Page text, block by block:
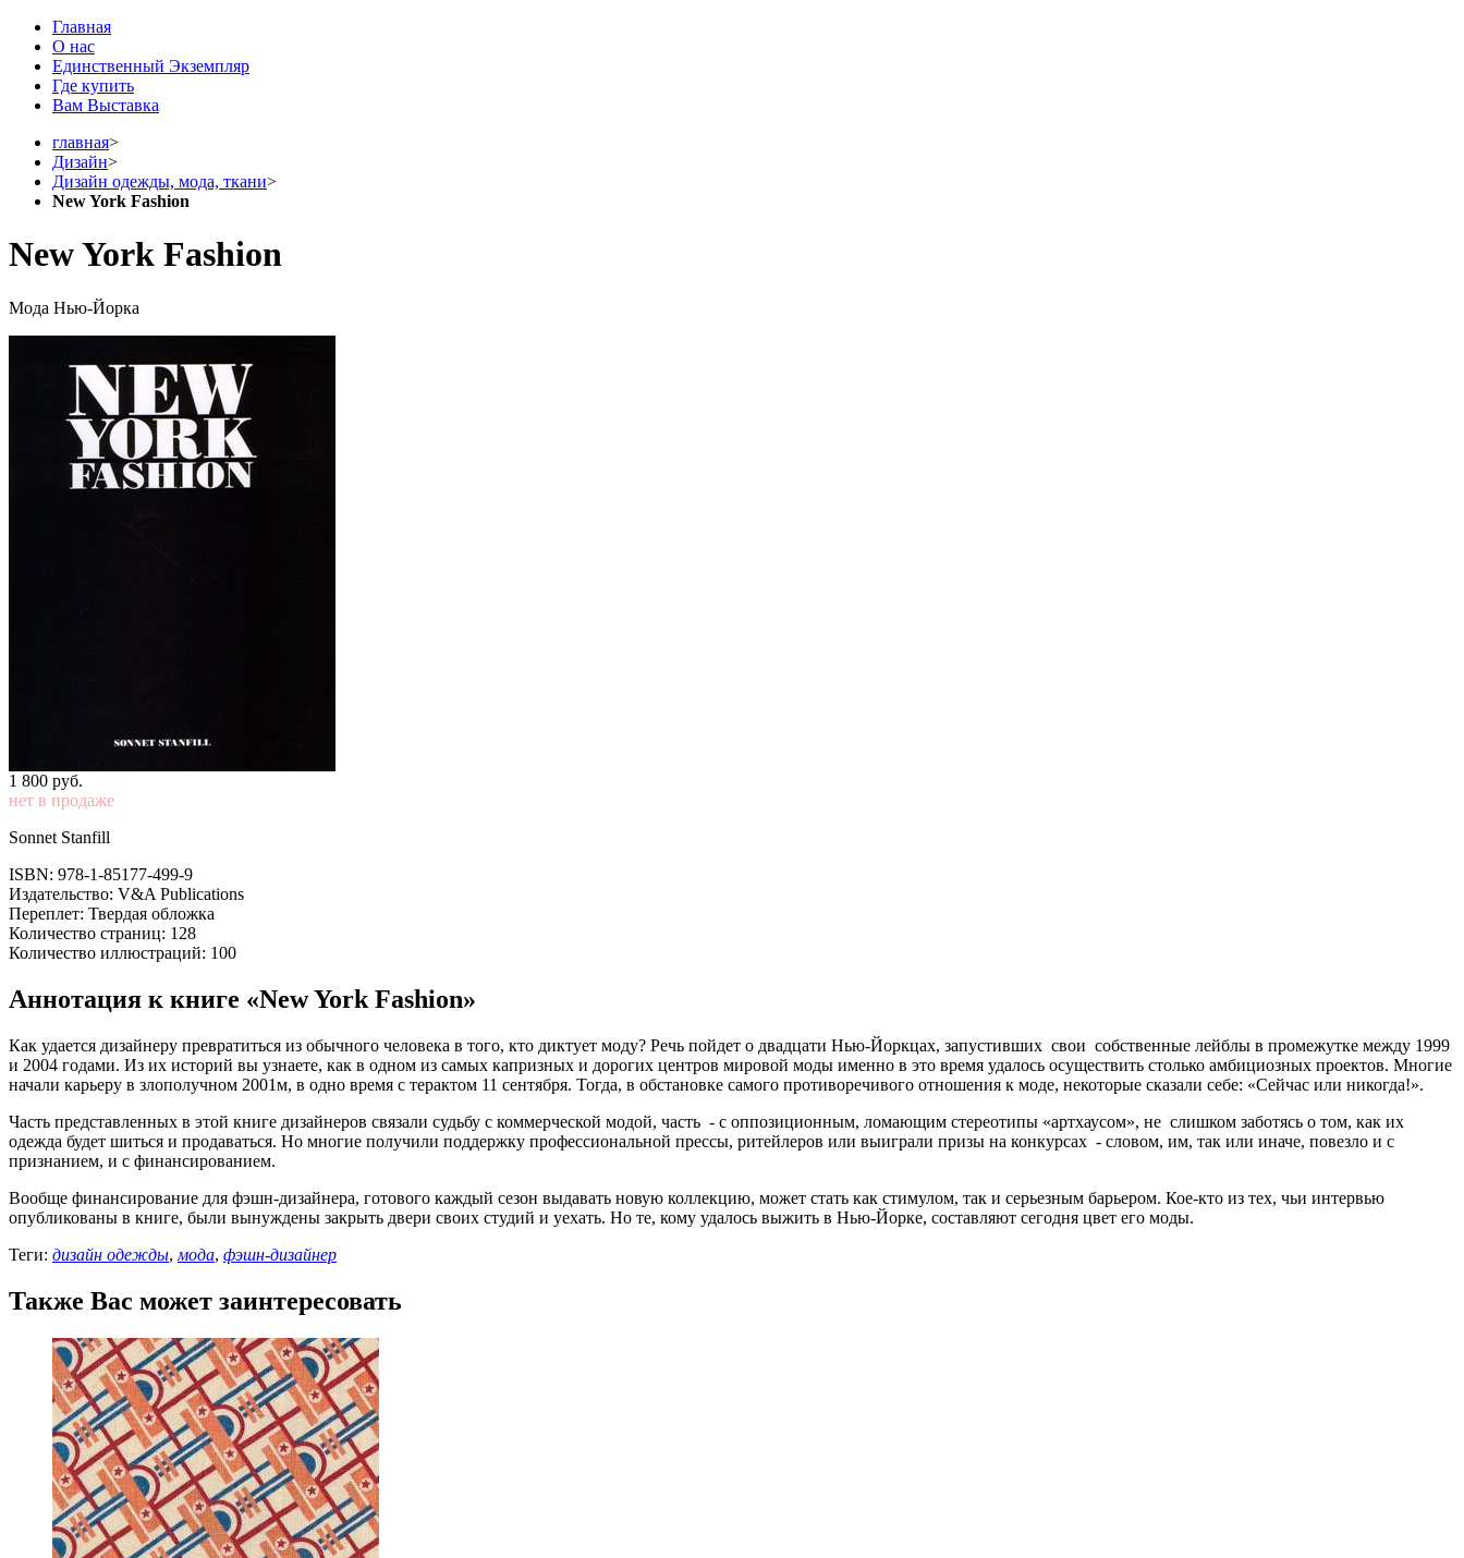
Главная
О нас
Единственный Экземпляр
Где купить
Вам Выставка
главная>
Дизайн>
Дизайн одежды, мода, ткани>
New York Fashion
New York Fashion
Мода Нью-Йорка
1 800 pуб.
нет в продаже
Sonnet Stanfill
ISBN: 978-1-85177-499-9
Издательство: V&A Publications
Переплет: Твердая обложка
Количество страниц: 128
Количество иллюстраций: 100
Аннотация к книге «New York Fashion»
Как удается дизайнеру превратиться из обычного человека в того, кто диктует моду? Речь пойдет о двадцати Нью-Йоркцах, запустивших свои собственные лейблы в промежутке между 1999
и 2004 годами. Из их историй вы узнаете, как в одном из самых капризных и дорогих центров мировой моды именно в это время удалось осуществить столько амбициозных проектов. Многие
начали карьеру в злополучном 2001м, в одно время с терактом 11 сентября. Тогда, в обстановке самого противоречивого отношения к моде, некоторые сказали себе: «Сейчас или никогда!».
Часть представленных в этой книге дизайнеров связали судьбу с коммерческой модой, часть - с оппозиционным, ломающим стереотипы «артхаусом», не слишком заботясь о том, как их
одежда будет шиться и продаваться. Но многие получили поддержку профессиональной прессы, ритейлеров или выиграли призы на конкурсах - словом, им, так или иначе, повезло и с
признанием, и с финансированием.
Вообще финансирование для фэшн-дизайнера, готового каждый сезон выдавать новую коллекцию, может стать как стимулом, так и серьезным барьером. Кое-кто из тех, чьи интервью
опубликованы в книге, были вынуждены закрыть двери своих студий и уехать. Но те, кому удалось выжить в Нью-Йорке, составляют сегодня цвет его моды.
Теги: дизайн одежды, мода, фэшн-дизайнер
Также Вас может заинтересовать